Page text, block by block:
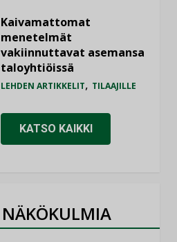
Kaivamattomat
menetelmät
vakiinnuttavat asemansa
taloyhtiöissä
LEHDEN ARTIKKELIT, TILAAJILLE
KATSO KAIKKI
NÄKÖKULMIA